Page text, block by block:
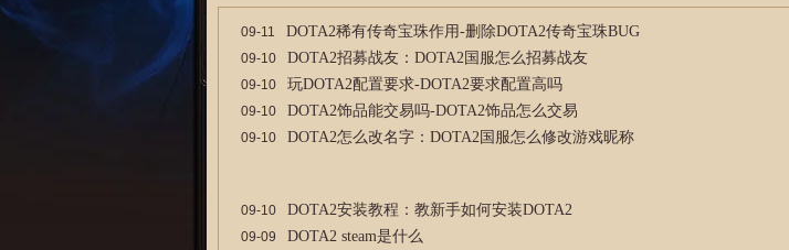
09-11 DOTA2稀有传奇宝珠作用-删除DOTA2传奇宝珠BUG
09-10 DOTA2招募战友：DOTA2国服怎么招募战友
09-10 玩DOTA2配置要求-DOTA2要求配置高吗
09-10 DOTA2饰品能交易吗-DOTA2饰品怎么交易
09-10 DOTA2怎么改名字：DOTA2国服怎么修改游戏昵称
09-10 DOTA2安装教程：教新手如何安装DOTA2
09-09 DOTA2 steam是什么